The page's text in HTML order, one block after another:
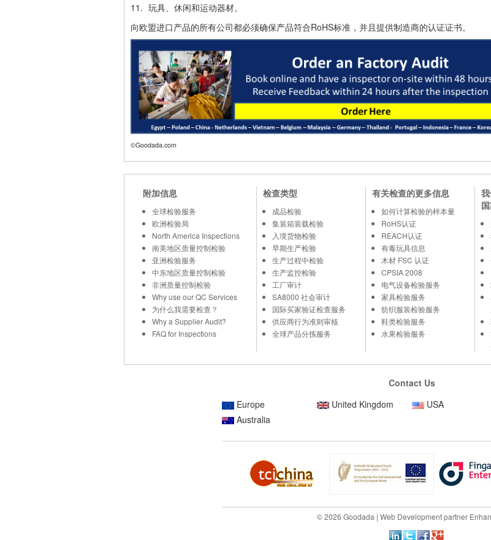
11. 玩具、休闲和运动器材。
向欧盟进口产品的所有公司都必须确保产品符合RoHS标准，并且提供制造商的认证证书。
©Goodada.com
附加信息
全球检验服务
欧洲检验局
North America Inspections
南美地区质量控制检验
亚洲检验服务
中东地区质量控制检验
非洲质量控制检验
Why use our QC Services
为什么我需要检查？
Why a Supplier Audit?
FAQ for Inspections
检查类型
成品检验
集装箱装载检验
入境货物检验
早期生产检验
生产过程中检验
生产监控检验
工厂审计
SA8000 社会审计
国际买家验证检查服务
供应商行为准则审核
全球产品分拣服务
有关检查的更多信息
如何计算检验的样本量
RoHS认证
REACH认证
有毒玩具信息
木材 FSC 认证
CPSIA 2008
电气设备检验服务
家具检验服务
纺织服装检验服务
鞋类检验服务
水果检验服务
Contact Us
Europe
United Kingdom USA
Australia
© 2026 Goodada | Web Developmentpartner